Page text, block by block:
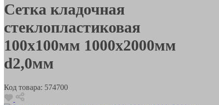
Сетка кладочная
стеклопластиковая
100х100мм 1000х2000мм
d2,0мм
Код товара: 574700